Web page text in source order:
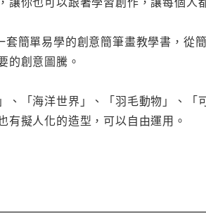
套簡單易學的創意簡筆畫教學書，
的創意圖騰。
、「海洋世界」、「羽毛動物」、
有擬人化的造型，可以自由運用。